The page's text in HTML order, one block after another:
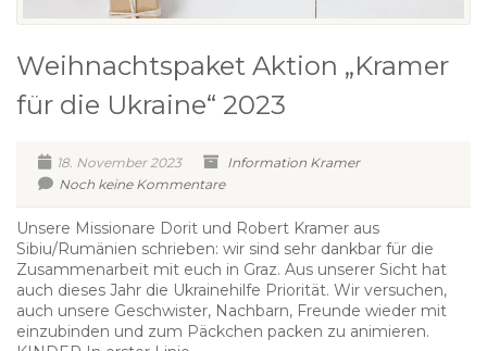
Weihnachtspaket Aktion „Kramer
für die Ukraine“ 2023
18. November 2023 Information Kramer
Noch keine Kommentare
Unsere Missionare Dorit und Robert Kramer aus
Sibiu/Rumänien schrieben: wir sind sehr dankbar für die
Zusammenarbeit mit euch in Graz. Aus unserer Sicht hat
auch dieses Jahr die Ukrainehilfe Priorität. Wir versuchen,
auch unsere Geschwister, Nachbarn, Freunde wieder mit
einzubinden und zum Päckchen packen zu animieren.